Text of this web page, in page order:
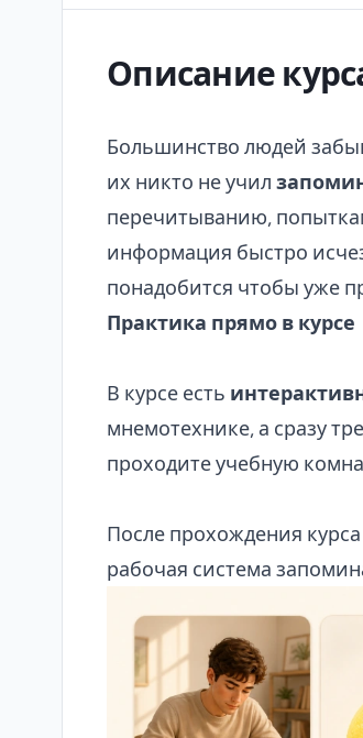
Описание
Большинство людей
их никто не учил
перечитыванию,
информация быстро
понадобится чтобы уже
Практика прямо в курсе
В курсе есть
мнемотехнике, а сразу
проходите учебную
После прохождения курса
рабочая система